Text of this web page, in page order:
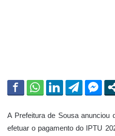
A Prefeitura de Sousa anunciou
efetuar o pagamento do IPTU